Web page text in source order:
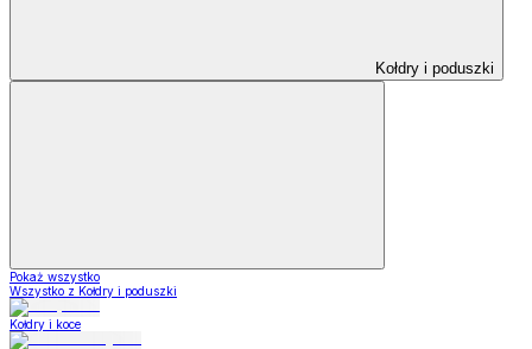
Kołdry i poduszki
Pokaż wszystko
Wszystko z Kołdry i poduszki
Kołdry i koce